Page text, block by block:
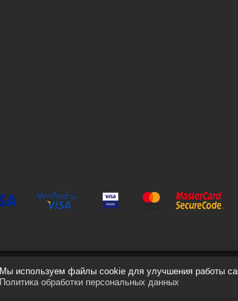
Мы используем файлы cookie для улучшения работы
Политика обработки персональных данных